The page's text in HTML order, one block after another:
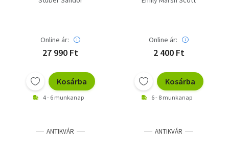
Online ár:
27 990 Ft
Kosárba
4 - 6 munkanap
Online ár:
2 400 Ft
Kosárba
6 - 8 munkanap
ANTIKVÁR ANTIKVÁR